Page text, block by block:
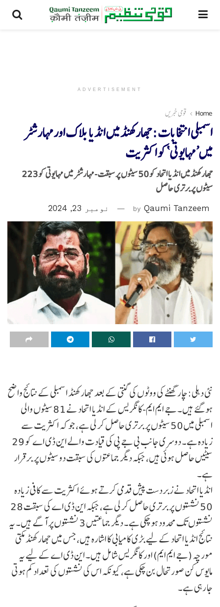
ADVERTISEMENT
Home قومی خبریں
اسمبلی انتخابات :جھارکھنڈ میں انڈیا بلاک اورمہارشٹر
میں’مہایوتی‘کو اکثریت
جھارکھنڈ میں انڈیا اتحاد کو 50 سیٹوں پر سبقت -مہارشٹر میں مہایوتی کو 223
سیٹوں پر برتری حاصل
by Qaumi Tanzeem نومبر 23, 2024
نئی دہلی:چار گھنٹے کی ووٹوں کی گنتی کے بعد جھارکھنڈ اسمبلی کے نتائج واضح
ہو گئے ہیں۔ جے ایم ایم-کانگریس کے انڈیا اتحاد نے 81 سیٹوں والی
اسمبلی میں 50 سیٹوں پر برتری حاصل کر لی ہے، جو کہ اکثریت سے
زیادہ ہے۔ دوسری جانب بی جے پی کی قیادت والے این ڈی اے کو 29
سیٹیں حاصل ہوئی ہیں، جبکہ دیگر جماعتوں کی سبقت دو سیٹوں پر برقرار
ہے۔
انڈیا اتحاد نے زبردست پیش قدمی کرتے ہوئے اکثریت سے کافی زیادہ
50 نشستوں پر برتری حاصل کر لی ہے، جبکہ این ڈی اے کی سبقت 28
نشستوں تک محدود ہو چکی ہے۔ دیگر جماعتیں 3 نشستوں پر آگے ہیں۔ یہ
نتائج انڈیا اتحاد کے لیے بڑی کامیابی کا اشارہ ہیں، جس میں جھارکھنڈ مکتی
مورچہ (جے ایم ایم) اور کانگریس شامل ہیں۔ این ڈی اے کے لیے یہ
مایوس کن صورتحال بن چکی ہے، کیونکہ اس کی نشستوں کی تعداد کم ہوتی
جا رہی ہے۔